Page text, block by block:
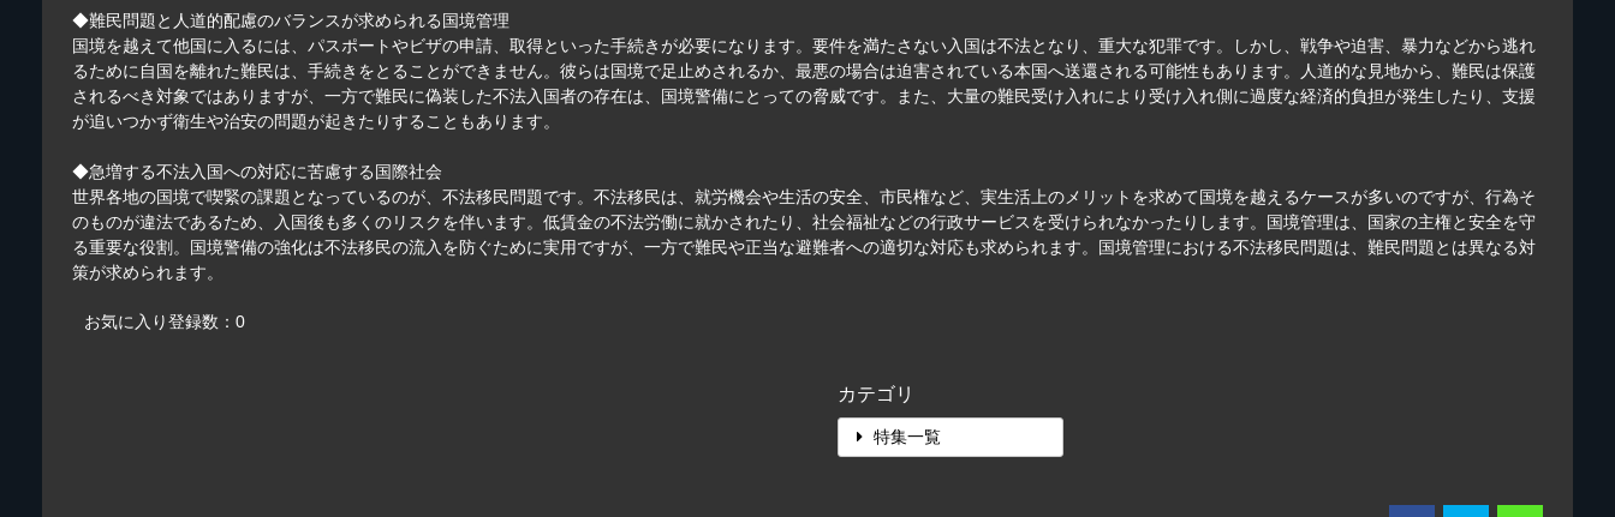
◆難民問題と人道的配慮のバランスが求められる国境管理
国境を越えて他国に入るには、パスポートやビザの申請、取得といった手続きが必要になります。要件を満たさない入国は不法となり、重大な犯罪です。しかし、戦争や迫害、暴力などから逃れ
るために自国を離れた難民は、手続きをとることができません。彼らは国境で足止めされるか、最悪の場合は迫害されている本国へ送還される可能性もあります。人道的な見地から、難民は保護
されるべき対象ではありますが、一方で難民に偽装した不法入国者の存在は、国境警備にとっての脅威です。また、大量の難民受け入れにより受け入れ側に過度な経済的負担が発生したり、支援
が追いつかず衛生や治安の問題が起きたりすることもあります。
◆急増する不法入国への対応に苦慮する国際社会
世界各地の国境で喫緊の課題となっているのが、不法移民問題です。不法移民は、就労機会や生活の安全、市民権など、実生活上のメリットを求めて国境を越えるケースが多いのですが、行為そ
のものが違法であるため、入国後も多くのリスクを伴います。低賃金の不法労働に就かされたり、社会福祉などの行政サービスを受けられなかったりします。国境管理は、国家の主権と安全を守
る重要な役割。国境警備の強化は不法移民の流入を防ぐために実用ですが、一方で難民や正当な避難者への適切な対応も求められます。国境管理における不法移民問題は、難民問題とは異なる対
策が求められます。
お気に入り登録数：0
カテゴリ
特集一覧